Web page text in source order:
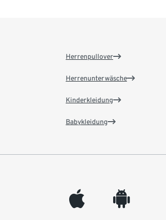
Herrenpullover
Herrenunterwäsche
Kinderkleidung
Babykleidung
appleinc android